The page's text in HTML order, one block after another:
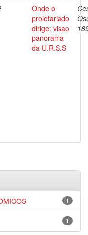
Onde o
proletariado
dirige: visao
panorama
da U.R.S.S
1
1